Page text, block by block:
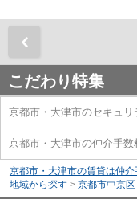
こだわり特集
京都市・大津市のセキュ
京都市・大津市の仲介手数
京都市・大津市の賃貸は仲
地域から探す > 京都市中京区